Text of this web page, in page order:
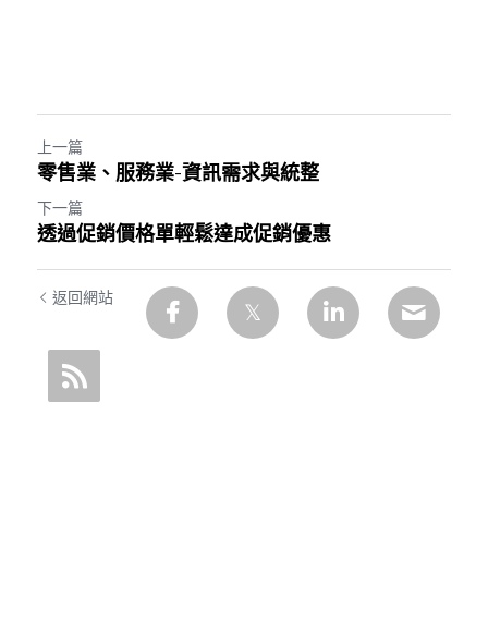
上一篇
零售業、服務業-資訊需求與統整
下一篇
透過促銷價格單輕鬆達成促銷優惠
返回網站